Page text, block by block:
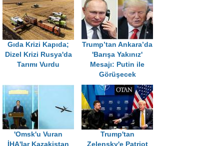
Gıda Krizi Kapıda;
Dizel Krizi Rusya'da
Tarımı Vurdu
Trump’tan Ankara’da
'Barışa Yakınız'
Mesajı: Putin ile
Görüşecek
'Omsk'u Vuran
İHA'lar Kazakistan
Trump'tan
Zelensky'e Patriot